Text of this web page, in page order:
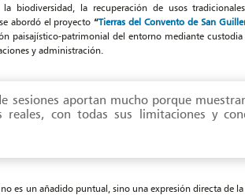
biodiversidad, la recuperación de usos
abordó el proyecto“Tierras del Convento de San
paisajístico-patrimonial del entorno mediante
y administración.
sesiones aportan mucho porque
reales, con todas sus limitaciones y
es un añadido puntual, sino una expresión directa de